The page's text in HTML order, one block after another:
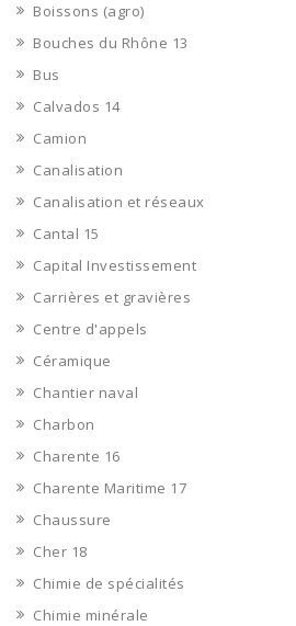
Boissons (agro)
Bouches du Rhône 13
Bus
Calvados 14
Camion
Canalisation
Canalisation et réseaux
Cantal 15
Capital Investissement
Carrières et gravières
Centre d'appels
Céramique
Chantier naval
Charbon
Charente 16
Charente Maritime 17
Chaussure
Cher 18
Chimie de spécialités
Chimie minérale